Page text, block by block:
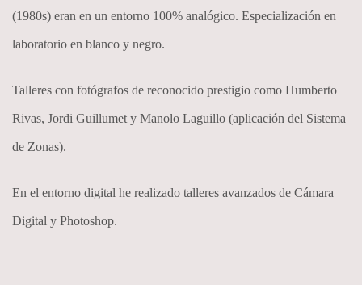
(1980s) eran en un entorno 100% analógico. Especialización en
laboratorio en blanco y negro.
Talleres con fotógrafos de reconocido prestigio como Humberto
Rivas, Jordi Guillumet y Manolo Laguillo (aplicación del Sistema
de Zonas).
En el entorno digital he realizado talleres avanzados de Cámara
Digital y Photoshop.